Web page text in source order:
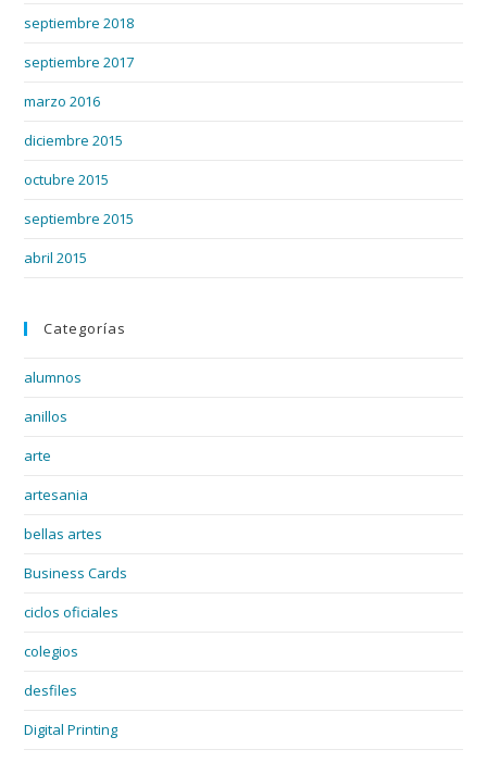
septiembre 2018
septiembre 2017
marzo 2016
diciembre 2015
octubre 2015
septiembre 2015
abril 2015
Categorías
alumnos
anillos
arte
artesania
bellas artes
Business Cards
ciclos oficiales
colegios
desfiles
Digital Printing